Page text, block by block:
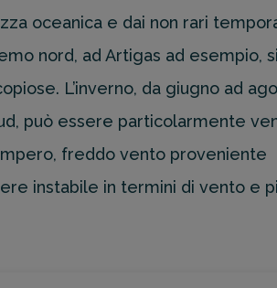
oceanica e dai non rari
nord, ad Artigas ad esempio, si
L’inverno, da giugno ad
può essere particolarmente
freddo vento proveniente
instabile in termini di vento e